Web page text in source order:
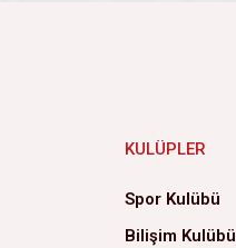
KULÜPLER
Spor Kulübü
Bilişim Kulübü